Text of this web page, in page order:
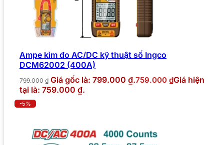
Ampe kìm đo AC/DC kỹ thuật số Ingco
DCM62002 (400A)
799.000₫ Giá gốc là: 799.000 ₫.759.000 ₫Giá hiện
tại là: 759.000 ₫.
-5%